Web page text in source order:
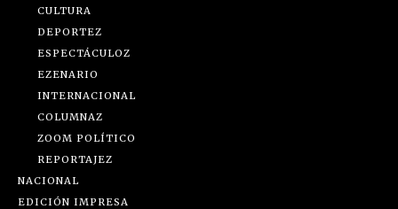
CULTURA
DEPORTEZ
ESPECTÁCULOZ
EZENARIO
INTERNACIONAL
COLUMNAZ
ZOOM POLÍTICO
REPORTAJEZ
NACIONAL
EDICIÓN IMPRESA